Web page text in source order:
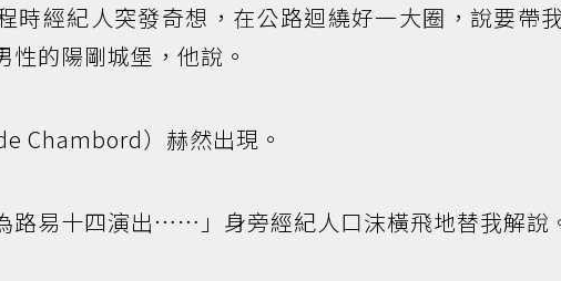
時經紀人突發奇想，在公路迴繞好一大圈，說要帶
的陽剛城堡，他說。
Chambord）赫然出現。
路易十四演出……」身旁經紀人口沫橫飛地替我解說